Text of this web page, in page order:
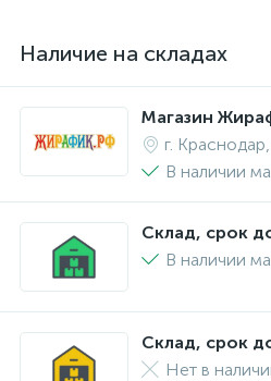
Наличие на складах
Магазин
г.
В наличии
Склад, срок
В наличии
Склад, срок
Нет в